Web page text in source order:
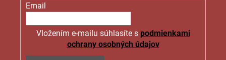
Email
Vložením e-mailu súhlasíte s podmienkami
ochrany osobných údajov